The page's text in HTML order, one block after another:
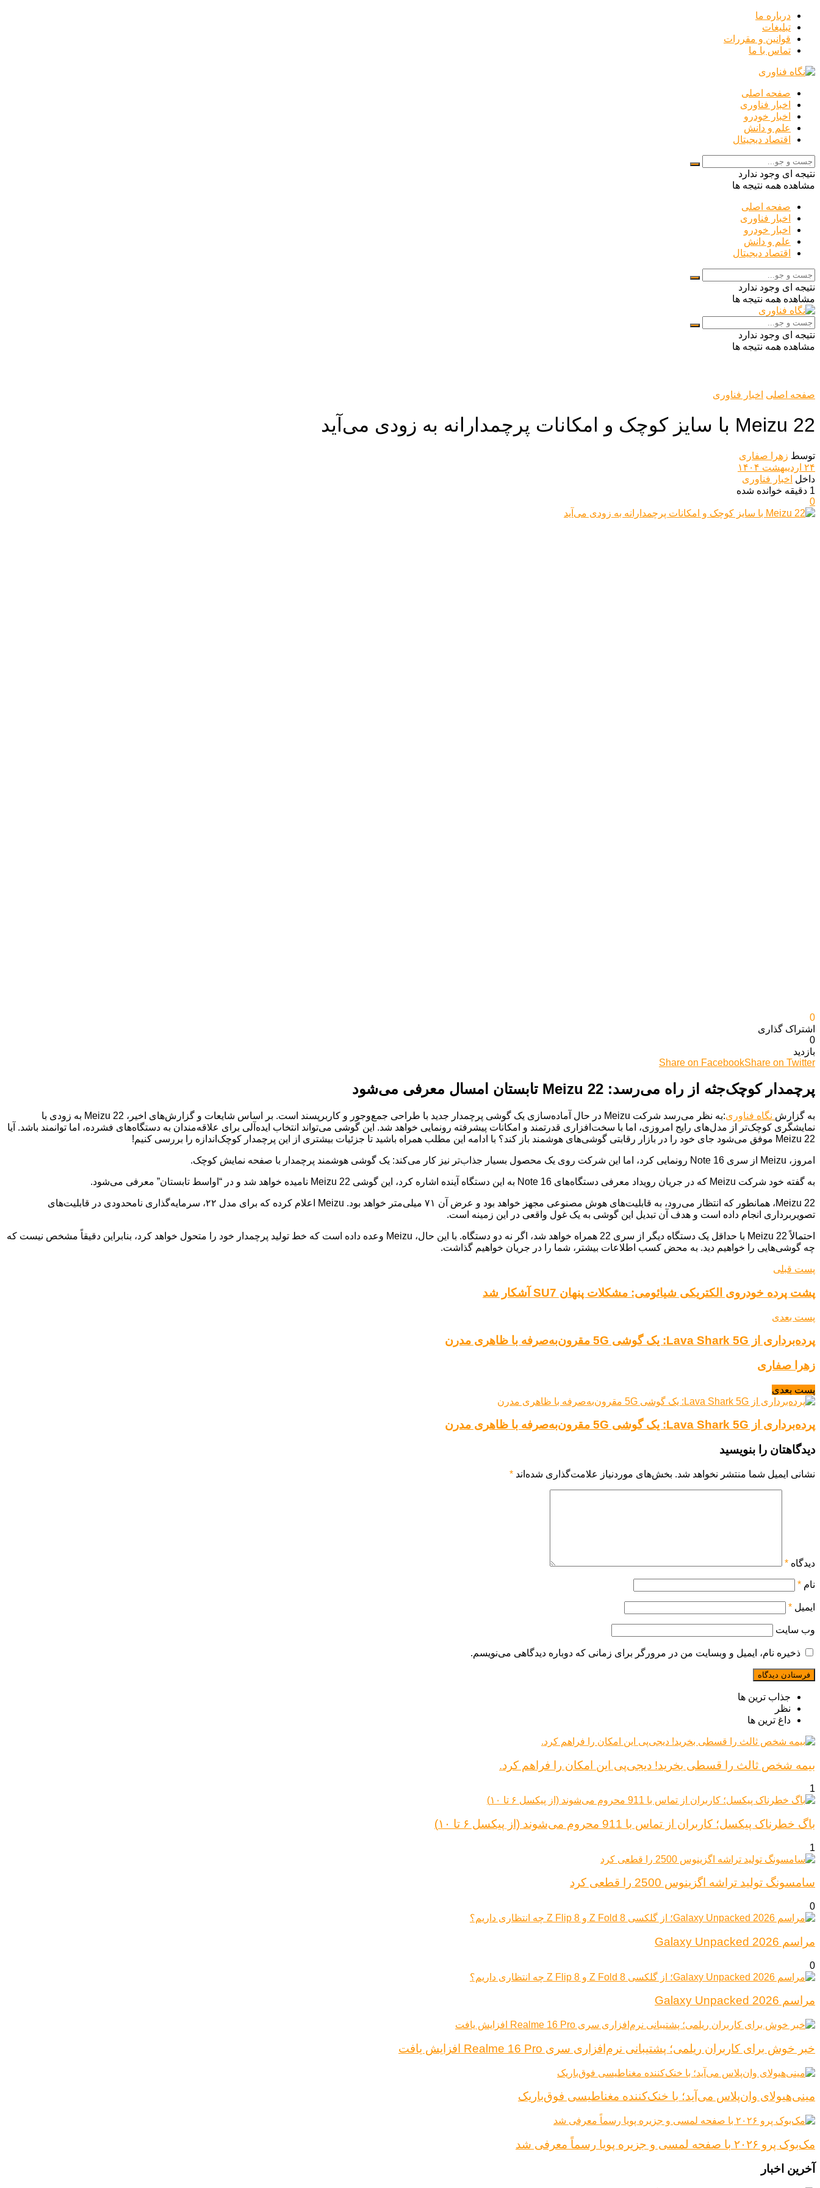
درباره ما
تبلیغات
قوانین و مقررات
تماس با ما
صفحه اصلی
اخبار فناوری
اخبار خودرو
علم و دانش
اقتصاد دیجیتال
نتیجه ای وجود ندارد
مشاهده همه نتیجه ها
صفحه اصلی
اخبار فناوری
اخبار خودرو
علم و دانش
اقتصاد دیجیتال
نتیجه ای وجود ندارد
مشاهده همه نتیجه ها
نتیجه ای وجود ندارد
مشاهده همه نتیجه ها
صفحه اصلی اخبار فناوری
Meizu 22 با سایز کوچک و امکانات پرچمدارانه به زودی می‌آید
توسط زهرا صفاری
۲۴ اردیبهشت ۱۴۰۴
داخل اخبار فناوری
1 دقیقه خوانده شده
0
0
اشتراک گذاری‌
0
بازدید
Share on FacebookShare on Twitter
پرچمدار کوچک‌جثه از راه می‌رسد: Meizu 22 تابستان امسال معرفی می‌شود
به گزارش نگاه فناوری
:به نظر می‌رسد شرکت Meizu در حال آماده‌سازی یک گوشی پرچمدار جدید با طراحی جمع‌وجور و کاربرپسند است. بر اساس شایعات و گزارش‌های اخیر، Meizu 22 به زودی با
نمایشگری کوچک‌تر از مدل‌های رایج امروزی، اما با سخت‌افزاری قدرتمند و امکانات پیشرفته رونمایی خواهد شد. این گوشی می‌تواند انتخاب ایده‌آلی برای علاقه‌مندان به دستگاه‌های فشرده، اما توانمند باشد. آیا
Meizu 22 موفق می‌شود جای خود را در بازار رقابتی گوشی‌های هوشمند باز کند؟ با ادامه این مطلب همراه باشید تا جزئیات بیشتری از این پرچمدار کوچک‌اندازه را بررسی کنیم!
امروز، Meizu از سری Note 16 رونمایی کرد، اما این شرکت روی یک محصول بسیار جذاب‌تر نیز کار می‌کند: یک گوشی هوشمند پرچمدار با صفحه نمایش کوچک.
به گفته خود شرکت Meizu که در جریان رویداد معرفی دستگاه‌های Note 16 به این دستگاه آینده اشاره کرد، این گوشی Meizu 22 نامیده خواهد شد و در “اواسط تابستان” معرفی می‌شود.
Meizu 22، همانطور که انتظار می‌رود، به قابلیت‌های هوش مصنوعی مجهز خواهد بود و عرض آن ۷۱ میلی‌متر خواهد بود. Meizu اعلام کرده که برای مدل ۲۲، سرمایه‌گذاری نامحدودی در قابلیت‌های
تصویربرداری انجام داده است و هدف آن تبدیل این گوشی به یک غول واقعی در این زمینه است.
احتمالاً Meizu 22 با حداقل یک دستگاه دیگر از سری 22 همراه خواهد شد، اگر نه دو دستگاه. با این حال، Meizu وعده داده است که خط تولید پرچمدار خود را متحول خواهد کرد، بنابراین دقیقاً مشخص نیست که
چه گوشی‌هایی را خواهیم دید. به محض کسب اطلاعات بیشتر، شما را در جریان خواهیم گذاشت.
پست قبلی
پشت پرده خودروی الکتریکی شیائومی: مشکلات پنهان SU7 آشکار شد
پست بعدی
پرده‌برداری از Lava Shark 5G: یک گوشی 5G مقرون‌به‌صرفه با ظاهری مدرن
زهرا صفاری
پست بعدی
پرده‌برداری از Lava Shark 5G: یک گوشی 5G مقرون‌به‌صرفه با ظاهری مدرن
دیدگاهتان را بنویسید
نشانی ایمیل شما منتشر نخواهد شد. بخش‌های موردنیاز علامت‌گذاری شده‌اند *
دیدگاه *
نام *
ایمیل *
وب‌ سایت
ذخیره نام، ایمیل و وبسایت من در مرورگر برای زمانی که دوباره دیدگاهی می‌نویسم.
جذاب ترین ها
نظر
داغ ترین ها
بیمه شخص ثالث را قسطی بخرید! دیجی‌پی این امکان را فراهم کرد.
1
باگ خطرناک پیکسل؛ کاربران از تماس با 911 محروم می‌شوند (از پیکسل ۶ تا ۱۰)
1
سامسونگ تولید تراشه اگزینوس 2500 را قطعی کرد
0
مراسم Galaxy Unpacked 2026
0
مراسم Galaxy Unpacked 2026
خبر خوش برای کاربران ریلمی؛ پشتیبانی نرم‌افزاری سری Realme 16 Pro افزایش یافت
مینی‌هیولای وان‌پلاس می‌آید؛ با خنک‌کننده مغناطیسی فوق‌باریک
مک‌بوک پرو ۲۰۲۶ با صفحه لمسی و جزیره پویا رسماً معرفی شد
آخرین اخبار